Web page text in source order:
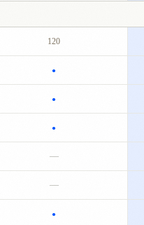
120
●
●
●
—
—
●